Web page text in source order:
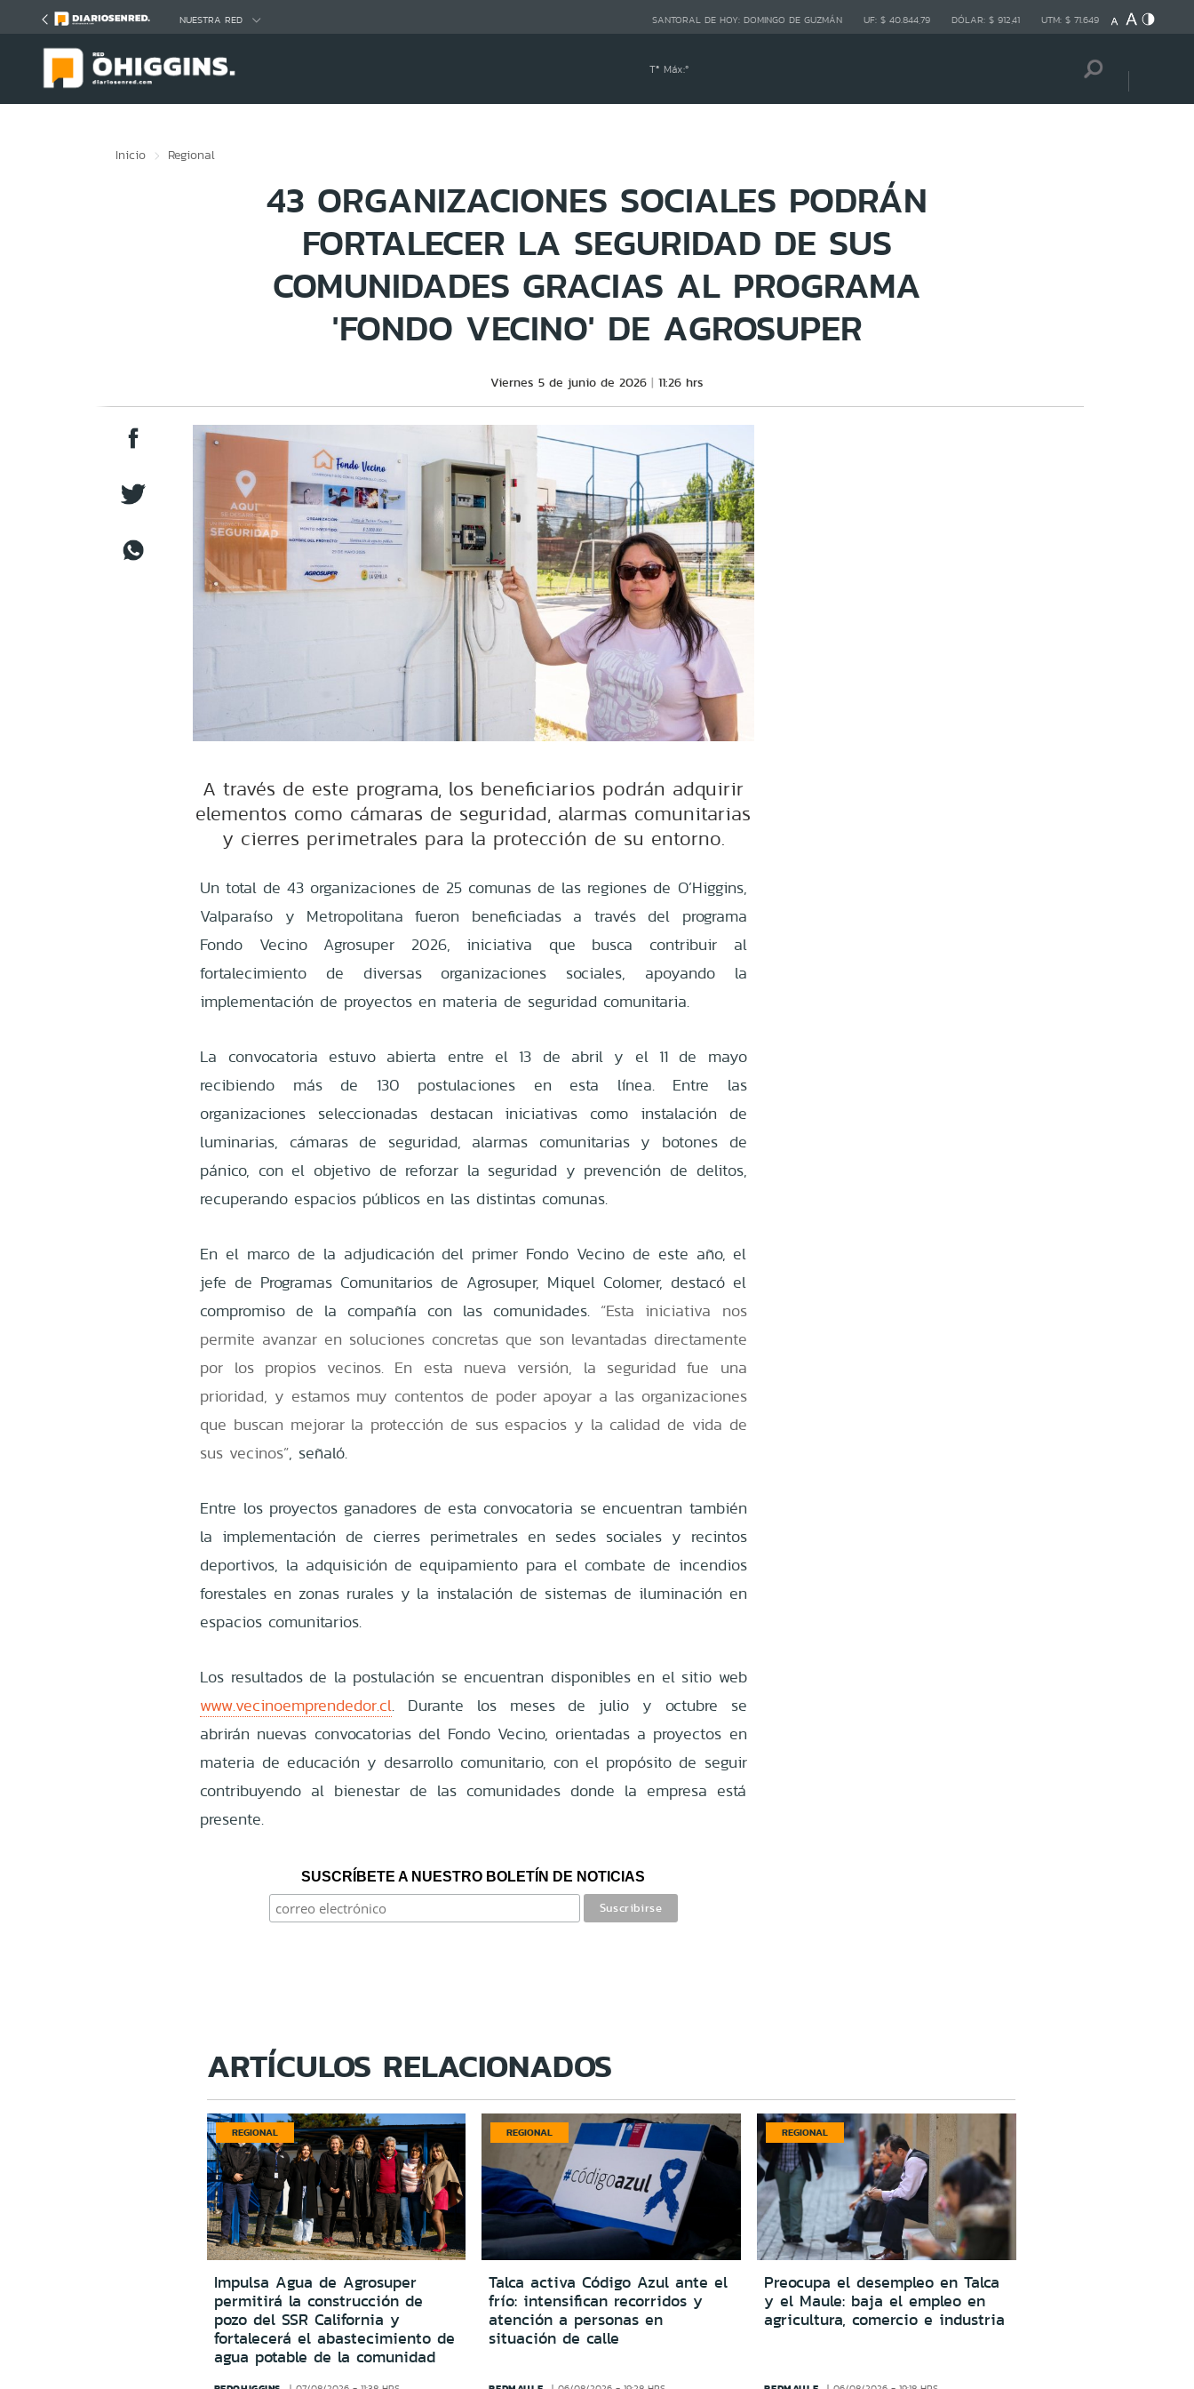
NUESTRA RED SANTORAL DE HOY: DOMINGO DE GUZMÁN UF: $ 40.844,79 DÓLAR: $ 912,41 UTM: $ 71.649
Tª Máx:º
Inicio Regional
43 ORGANIZACIONES SOCIALES PODRÁN
FORTALECER LA SEGURIDAD DE SUS
COMUNIDADES GRACIAS AL PROGRAMA
'FONDO VECINO' DE AGROSUPER
Viernes 5 de junio de 2026 11:26 hrs
A través de este programa, los beneficiarios podrán adquirir
elementos como cámaras de seguridad, alarmas comunitarias
y cierres perimetrales para la protección de su entorno.
Un total de 43 organizaciones de 25 comunas de las regiones de O’Higgins,
Valparaíso y Metropolitana fueron beneficiadas a través del programa
Fondo Vecino Agrosuper 2026, iniciativa que busca contribuir al
fortalecimiento de diversas organizaciones sociales, apoyando la
implementación de proyectos en materia de seguridad comunitaria.
La convocatoria estuvo abierta entre el 13 de abril y el 11 de mayo
recibiendo más de 130 postulaciones en esta línea. Entre las
organizaciones seleccionadas destacan iniciativas como instalación de
luminarias, cámaras de seguridad, alarmas comunitarias y botones de
pánico, con el objetivo de reforzar la seguridad y prevención de delitos,
recuperando espacios públicos en las distintas comunas.
En el marco de la adjudicación del primer Fondo Vecino de este año, el
jefe de Programas Comunitarios de Agrosuper, Miquel Colomer, destacó el
compromiso de la compañía con las comunidades. “Esta iniciativa nos
permite avanzar en soluciones concretas que son levantadas directamente
por los propios vecinos. En esta nueva versión, la seguridad fue una
prioridad, y estamos muy contentos de poder apoyar a las organizaciones
que buscan mejorar la protección de sus espacios y la calidad de vida de
sus vecinos”, señaló.
Entre los proyectos ganadores de esta convocatoria se encuentran también
la implementación de cierres perimetrales en sedes sociales y recintos
deportivos, la adquisición de equipamiento para el combate de incendios
forestales en zonas rurales y la instalación de sistemas de iluminación en
espacios comunitarios.
Los resultados de la postulación se encuentran disponibles en el sitio web
www.vecinoemprendedor.cl. Durante los meses de julio y octubre se
abrirán nuevas convocatorias del Fondo Vecino, orientadas a proyectos en
materia de educación y desarrollo comunitario, con el propósito de seguir
contribuyendo al bienestar de las comunidades donde la empresa está
presente.
SUSCRÍBETE A NUESTRO BOLETÍN DE NOTICIAS
ARTÍCULOS RELACIONADOS
REGIONAL
Impulsa Agua de Agrosuper
permitirá la construcción de
pozo del SSR California y
fortalecerá el abastecimiento de
agua potable de la comunidad
REGIONAL
Talca activa Código Azul ante el
frío: intensifican recorridos y
atención a personas en
situación de calle
REGIONAL
Preocupa el desempleo en Talca
y el Maule: baja el empleo en
agricultura, comercio e industria